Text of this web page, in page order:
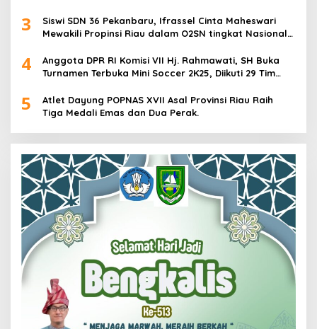
3
Siswi SDN 36 Pekanbaru, Ifrassel Cinta Maheswari
Mewakili Propinsi Riau dalam O2SN tingkat Nasional
4
Anggota DPR RI Komisi VII Hj. Rahmawati, SH Buka
Turnamen Terbuka Mini Soccer 2K25, Diikuti 29 Tim
5
Atlet Dayung POPNAS XVII Asal Provinsi Riau Raih
Tiga Medali Emas dan Dua Perak.